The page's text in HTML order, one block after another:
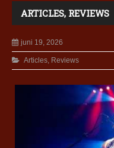
ARTICLES, REVIEWS
juni 19, 2026
Articles, Reviews